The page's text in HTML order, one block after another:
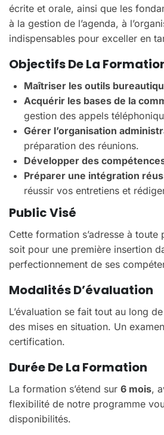
écrite et orale, ainsi que les
à la gestion de l’agenda, à
indispensables pour exceller en
Objectifs De La
Maîtriser les outils
Acquérir les bases de la
gestion des appels
Gérer l’organisation
préparation des réunions.
Développer des
Préparer une intégration
réussir vos entretiens et
Public Visé
Cette formation s’adresse à
soit pour une première insertion
perfectionnement de ses
Modalités D’évaluation
L’évaluation se fait tout au long
des mises en situation. Un
certification.
Durée De La Formation
La formation s’étend sur 6 mois,
flexibilité de notre programme
disponibilités.